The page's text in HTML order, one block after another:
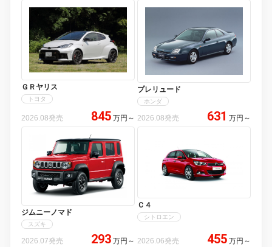
ＧＲヤリス
トヨタ
2026.08発売 845 万円 ～
プレリュード
ホンダ
2026.08発売 631 万円 ～
ジムニーノマド
スズキ
2026.07発売 293 万円 ～
Ｃ４
シトロエン
2026.06発売 455 万円 ～